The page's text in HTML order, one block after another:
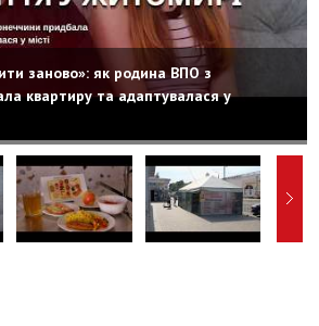
заново»: як родина ВПО з
квартиру та адаптувалася у